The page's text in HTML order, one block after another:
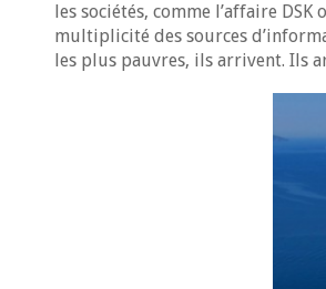
les sociétés, comme l’affaire
multiplicité des sources
les plus pauvres, ils arrivent. Ils